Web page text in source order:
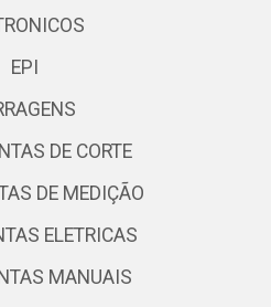
EPI
DE CORTE
DE MEDIÇÃO
ELETRICAS
MANUAIS